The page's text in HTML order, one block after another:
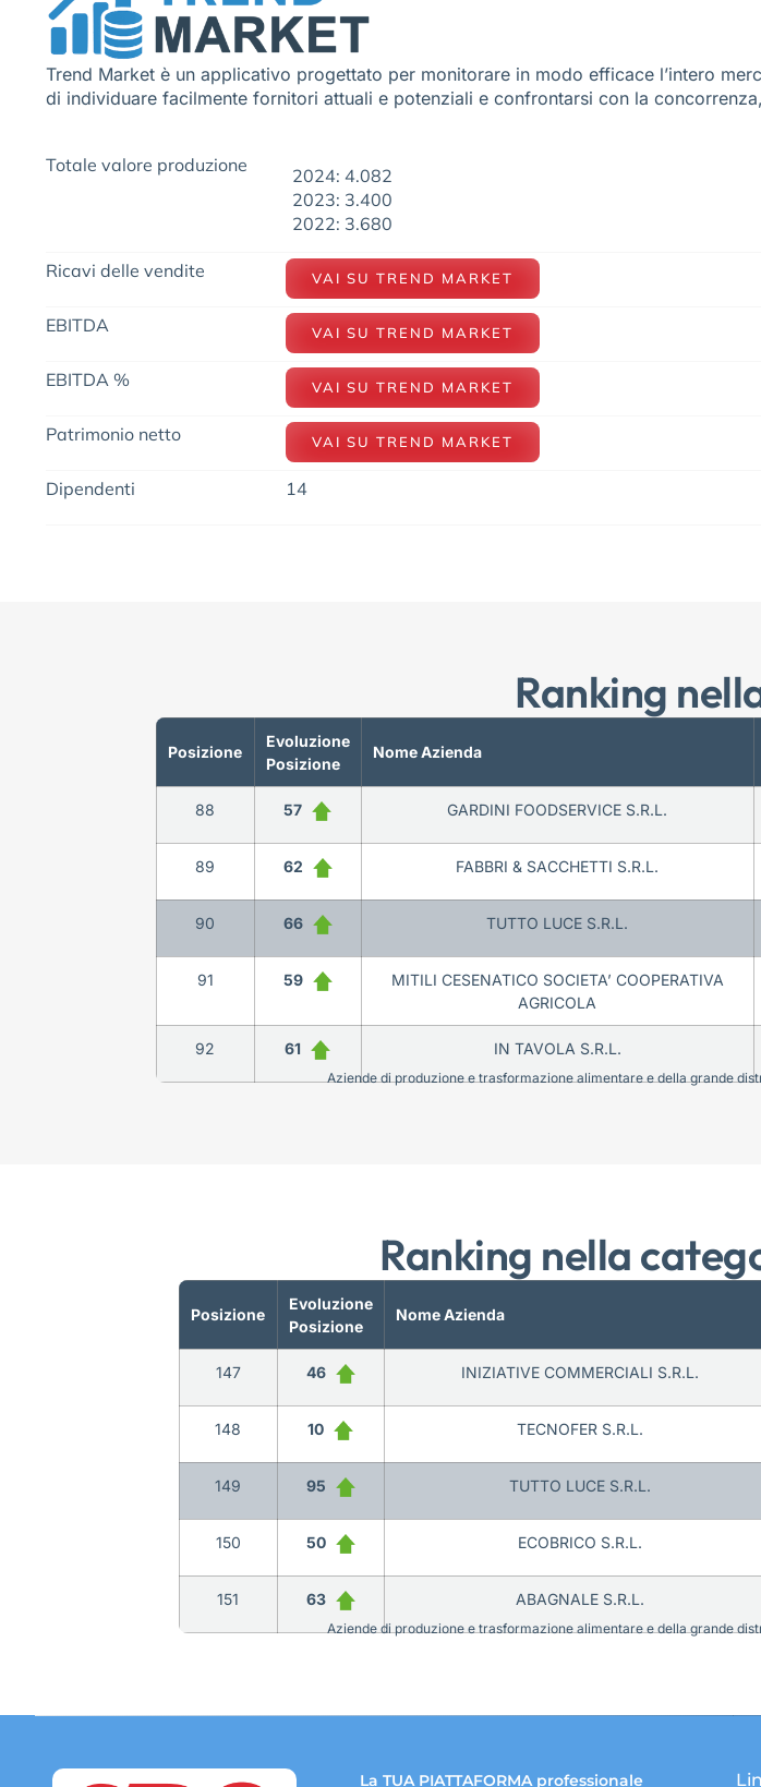
Trend Market è un applicativo progettato per monitorare in modo efficace l’intero
di individuare facilmente fornitori attuali e potenziali e confrontarsi con la
Totale valore produzione
2024: 4.082
2023: 3.400
2022: 3.680
Ricavi delle vendite VAI SU TREND MARKET
EBITDA VAI SU TREND MARKET
EBITDA % VAI SU TREND MARKET
Patrimonio netto VAI SU TREND MARKET
Dipendenti 14
Ranking
Posizione
Evoluzione
Posizione
Nome Azienda
88 57 GARDINI FOODSERVICE S.R.L.
89 62 FABBRI & SACCHETTI S.R.L.
90 66 TUTTO LUCE S.R.L.
91 59
MITILI CESENATICO SOCIETA’ COOPERATIVA
AGRICOLA
92 61 IN TAVOLA S.R.L.
Aziende di produzione e trasformazione alimentare e della grande
Ranking nella
Posizione
Evoluzione
Posizione
Nome Azienda
147 46 INIZIATIVE COMMERCIALI S.R.L.
148 10 TECNOFER S.R.L.
149 95 TUTTO LUCE S.R.L.
150 50 ECOBRICO S.R.L.
151 63 ABAGNALE S.R.L.
Aziende di produzione e trasformazione alimentare e della grande
La TUA PIATTAFORMA professionale